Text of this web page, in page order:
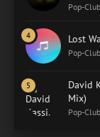
Pop-
Lost
Pop-
David
Mix)
Pop-